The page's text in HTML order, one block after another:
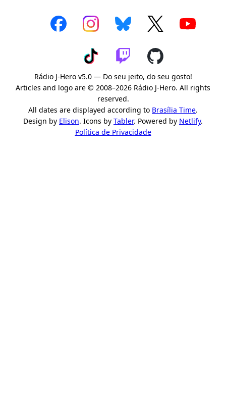
Rádio J-Hero v5.0 — Do seu jeito, do seu gosto!
Articles and logo are © 2008–2026 Rádio J-Hero. All rights
reserved.
All dates are displayed according to Brasília Time.
Design by Elison. Icons by Tabler. Powered by Netlify.
Política de Privacidade